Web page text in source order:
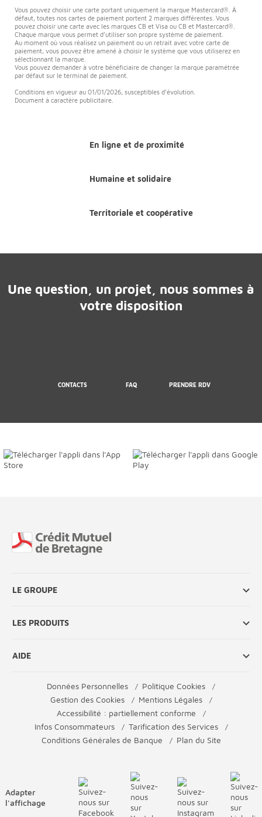
Vous pouvez choisir une carte portant uniquement la marque Mastercard®. À
défaut, toutes nos cartes de paiement portent 2 marques différentes. Vous
pouvez choisir une carte avec les marques CB et Visa ou CB et Mastercard®.
Chaque marque vous permet d’utiliser son propre système de paiement.
Au moment où vous réalisez un paiement ou un retrait avec votre carte de
paiement, vous pouvez être amené à choisir le système que vous utiliserez en
sélectionnant la marque.
Vous pouvez demander à votre bénéficiaire de changer la marque paramétrée
par défaut sur le terminal de paiement.
Conditions en vigueur au 01/01/2026, susceptibles d’évolution.
Document à caractère publicitaire.
En ligne et de proximité
Humaine et solidaire
Territoriale et coopérative
Une question, un projet, nous sommes à
votre disposition
CONTACTS FAQ PRENDRE RDV
LE GROUPE
LES PRODUITS
AIDE
Données Personnelles
Politique Cookies
Gestion des Cookies
Mentions Légales
Accessibilité : partiellement conforme
Infos Consommateurs
Tarification des Services
Conditions Générales de Banque
Plan du Site
Adapter
l'affichage
Fin de page